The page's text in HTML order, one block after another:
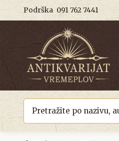
Podrška 091 762 7441